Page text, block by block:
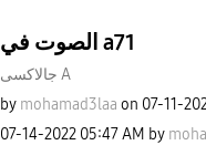
الصوت في a71
جالاكسى A
by mohamad3laa on ‎07-11-
‎07-14-2022 05:47 AM by